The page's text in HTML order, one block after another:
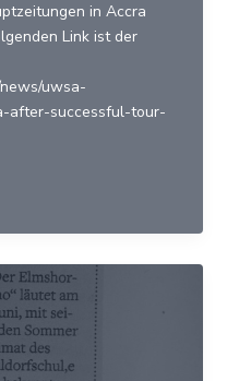
in Accra
Link ist der
uwsa-
after-successful-tour-